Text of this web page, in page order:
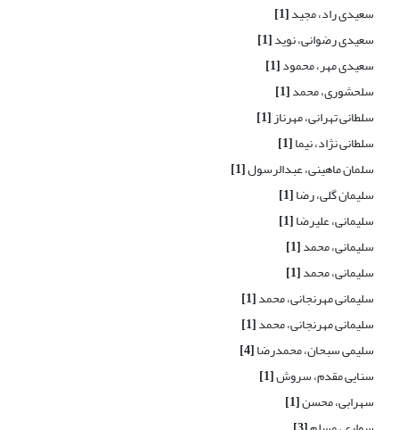
سعیدی راد، مجید[1]
سعیدی رضوانی، نوید[1]
سعیدی مهر، محمود[1]
سلحشوری، محمد[1]
سلطانی تهرانی، مهرناز[1]
سلطانی نژاد، نیما[1]
سلمان ماهینی، عبدالرسول[1]
سلیمان گلی، رضا[1]
سلیمانی، علیرضا[1]
سلیمانی، محمد[1]
سلیمانی، محمد[1]
سلیمانی مهرنجانی، محمد[1]
سلیمانی مهرنجانی، محمد[1]
سلیمی سبحان، محمدرضا[4]
سنایی مقدم، سروش[1]
سهرابی، محسن[1]